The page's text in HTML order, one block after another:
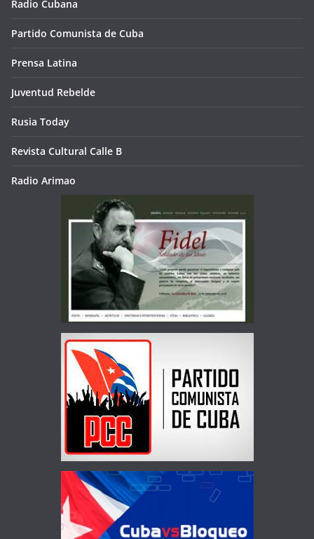
Radio Cubana
Partido Comunista de Cuba
Prensa Latina
Juventud Rebelde
Rusia Today
Revista Cultural Calle B
Radio Arimao